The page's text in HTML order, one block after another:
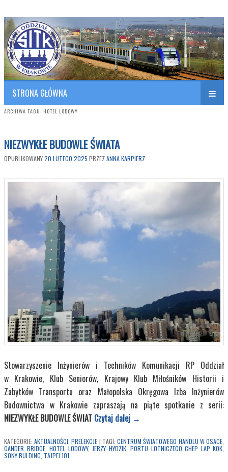
SITK RP Oddział w KRAKOWIE
Polish Association of Engineers & Technicians of Transportation
STRONA GŁÓWNA
ARCHIWA TAGU: HOTEL LODOWY
NIEZWYKŁE BUDOWLE ŚWIATA
OPUBLIKOWANY20 LUTEGO 2025 PRZEZANNA KARPIERZ
Stowarzyszenie Inżynierów i Techników Komunikacji RP Oddział
w Krakowie, Klub Seniorów, Krajowy Klub Miłośników Historii i
Zabytków Transportu oraz Małopolska Okręgowa Izba Inżynierów
Budownictwa w Krakowie zapraszają na piąte spotkanie z serii:
NIEZWYKŁE BUDOWLE ŚWIAT Czytaj dalej →
KATEGORIE: AKTUALNOŚCI ,PRELEKCJE | TAGI: CENTRUM ŚWIATOWEGO HANDLU W OSACE
GANDER BRIDGE, HOTEL LODOWY, JERZY HYDZIK, PORTU LOTNICZEGO CHEP LAP KOK
SONY BULDING TAJPEI 101